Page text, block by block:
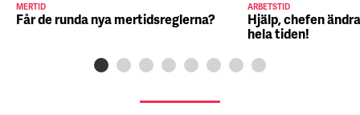
MERTID
Får de runda nya mertidsreglerna?
ARBETSTID
Hjälp, chefen
hela tiden!